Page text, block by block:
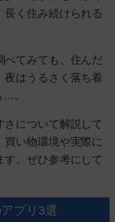
長く住み続けられる
べてみても、住んだ
夜はうるさく落ち着
…。
さについて解説して
買い物環境や実際に
す。ぜひ参考にして
プリ3選